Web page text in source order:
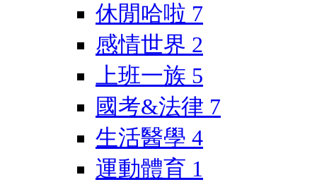
休閒哈啦 7
感情世界 2
上班一族 5
國考&法律 7
生活醫學 4
運動體育 1